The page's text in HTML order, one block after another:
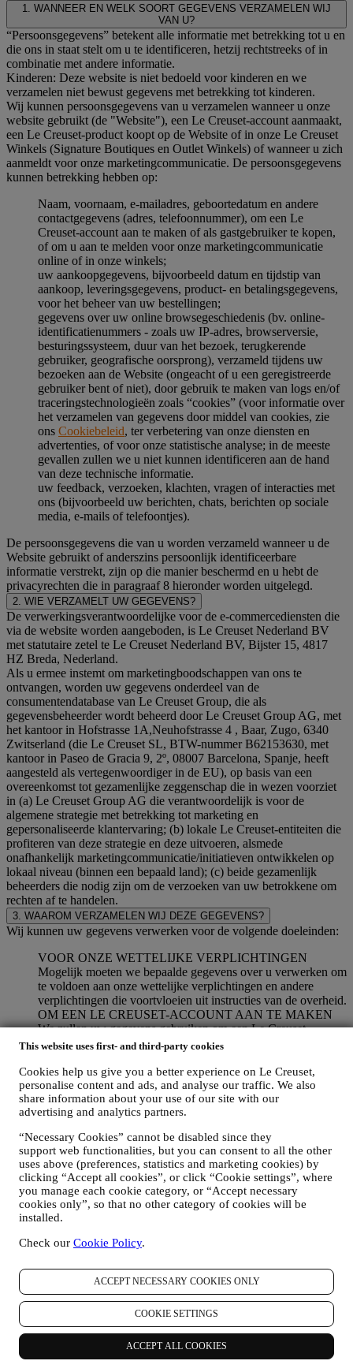
This website uses first- and third-party cookies
Cookies help us give you a better experience on Le Creuset,
personalise content and ads, and analyse our traffic. We also
share information about your use of our site with our
advertising and analytics partners.
“Necessary Cookies” cannot be disabled since they
support web functionalities, but you can consent to all the other
uses above (preferences, statistics and marketing cookies) by
clicking “Accept all cookies”, or click “Cookie settings”, where
you manage each cookie category, or “Accept necessary
cookies only”, so that no other category of cookies will be
installed.
Check our Cookie Policy.
ACCEPT NECESSARY COOKIES ONLY
COOKIE SETTINGS
ACCEPT ALL COOKIES
1. WANNEER EN WELK SOORT GEGEVENS VERZAMELEN WIJ
VAN U?
“Persoonsgegevens” betekent alle informatie met betrekking tot u en
die ons in staat stelt om u te identificeren, hetzij rechtstreeks of in
combinatie met andere informatie.
Kinderen: Deze website is niet bedoeld voor kinderen en we
verzamelen niet bewust gegevens met betrekking tot kinderen.
Wij kunnen persoonsgegevens van u verzamelen wanneer u onze
website gebruikt (de "Website"), een Le Creuset-account aanmaakt,
een Le Creuset-product koopt op de Website of in onze Le Creuset
Winkels (Signature Boutiques en Outlet Winkels) of wanneer u zich
aanmeldt voor onze marketingcommunicatie. De persoonsgegevens
kunnen betrekking hebben op:
Naam, voornaam, e-mailadres, geboortedatum en andere
contactgegevens (adres, telefoonnummer), om een Le
Creuset-account aan te maken of als gastgebruiker te kopen,
of om u aan te melden voor onze marketingcommunicatie
online of in onze winkels;
uw aankoopgegevens, bijvoorbeeld datum en tijdstip van
aankoop, leveringsgegevens, product- en betalingsgegevens,
voor het beheer van uw bestellingen;
gegevens over uw online browsegeschiedenis (bv. online-
identificatienummers - zoals uw IP-adres, browserversie,
besturingssysteem, duur van het bezoek, terugkerende
gebruiker, geografische oorsprong), verzameld tijdens uw
bezoeken aan de Website (ongeacht of u een geregistreerde
gebruiker bent of niet), door gebruik te maken van logs en/of
traceringstechnologieën zoals “cookies” (voor informatie over
het verzamelen van gegevens door middel van cookies, zie
ons Cookiebeleid, ter verbetering van onze diensten en
advertenties, of voor onze statistische analyse; in de meeste
gevallen zullen we u niet kunnen identificeren aan de hand
van deze technische informatie.
uw feedback, verzoeken, klachten, vragen of interacties met
ons (bijvoorbeeld uw berichten, chats, berichten op sociale
media, e-mails of telefoontjes).
De persoonsgegevens die van u worden verzameld wanneer u de
Website gebruikt of anderszins persoonlijk identificeerbare
informatie verstrekt, zijn op die manier beschermd en u hebt de
privacyrechten die in paragraaf 8 hieronder worden uitgelegd.
2. WIE VERZAMELT UW GEGEVENS?
De verwerkingsverantwoordelijke voor de e-commercediensten die
via de website worden aangeboden, is Le Creuset Nederland BV
met statutaire zetel te Le Creuset Nederland BV, Bijster 15, 4817
HZ Breda, Nederland.
Als u ermee instemt om marketingboodschappen van ons te
ontvangen, worden uw gegevens onderdeel van de
consumentendatabase van Le Creuset Group, die als
gegevensbeheerder wordt beheerd door Le Creuset Group AG, met
het kantoor in Hofstrasse 1A,Neuhofstrasse 4 , Baar, Zugo, 6340
Zwitserland (die Le Creuset SL, BTW-nummer B62153630, met
kantoor in Paseo de Gracia 9, 2º, 08007 Barcelona, Spanje, heeft
aangesteld als vertegenwoordiger in de EU), op basis van een
overeenkomst tot gezamenlijke zeggenschap die in wezen voorziet
in (a) Le Creuset Group AG die verantwoordelijk is voor de
algemene strategie met betrekking tot marketing en
gepersonaliseerde klantervaring; (b) lokale Le Creuset-entiteiten die
profiteren van deze strategie en deze uitvoeren, alsmede
onafhankelijk marketingcommunicatie/initiatieven ontwikkelen op
lokaal niveau (binnen een bepaald land); (c) beide gezamenlijk
beheerders die nodig zijn om de verzoeken van uw betrokkene om
rechten af te handelen.
3. WAAROM VERZAMELEN WIJ DEZE GEGEVENS?
Wij kunnen uw gegevens verwerken voor de volgende doeleinden:
VOOR ONZE WETTELIJKE VERPLICHTINGEN
Mogelijk moeten we bepaalde gegevens over u verwerken om
te voldoen aan onze wettelijke verplichtingen en andere
verplichtingen die voortvloeien uit instructies van de overheid.
OM EEN LE CREUSET-ACCOUNT AAN TE MAKEN
We zullen uw gegevens gebruiken om een Le Creuset-
account aan te maken die u toegang geeft tot een reeks
genieten van onze diensten, zoals sneller afrekenen, meerdere
verzendadressen opslaan, bestellingen bekijken en volgen.
Elke verwerkingsactiviteit is vereist om ons in staat te stellen
deze diensten aan u als Le Creuset-accounthouder te leveren.
PRODUCTEN, DIENSTEN EN ASSISTENTIE AAN U
TE LEVEREN
Wij zullen uw gegevens gebruiken om onze contractuele
relatie met u, uw aankoop van producten op de Website, uw
gebruik van de Website, eventuele latere hulp na de verkoop
of uw deelname aan onze wedstrijden te beheren. Mogelijk
administratieve doeleinden die verband houden met onze
en controle, verificatie van betaalkaarten, fraudescreening,
veiligheid, beveiliging, systeemtests, onderhoud en statistische
analyse. Af en toe moeten we mogelijk om administratieve of
operationele redenen contact met u opnemen. Bijvoorbeeld
om u een bevestiging van uw aankoop te sturen. We zullen
uw persoonsgegevens ook gebruiken om uw verzoeken te